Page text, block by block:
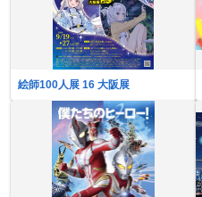
絵師100人展 16 大阪展